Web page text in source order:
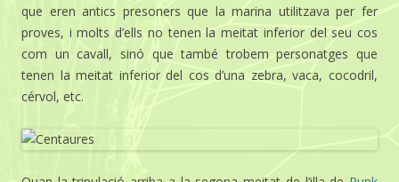
que eren antics presoners que la marina utilitzava per fer
proves, i molts d’ells no tenen la meitat inferior del seu cos
com un cavall, sinó que també trobem personatges que
tenen la meitat inferior del cos d’una zebra, vaca, cocodril,
cérvol, etc.